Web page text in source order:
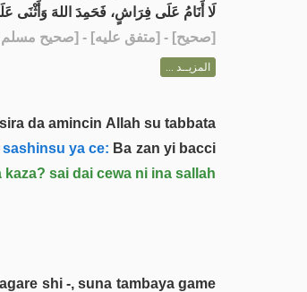
لَا أَنَامُ عَلَى فِرَاشٍ، فَحَمِدَ اللهَ وَأَثْنَى
[صحيح] - [متفق عليه] - [صحيح مسلم:
المزيــد ...
da amincin Allah su tabbata
sashinsu ya ce: Ba zan yi bacci
sai dai cewa ni ina sallah
shi -, suna tambaya game